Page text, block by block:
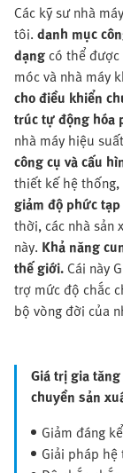
Các kỹ sư nhà
tôi. danh mục
dạngcó thể
móc và nhà máy
cho điều khiển
trúc tự động hóa
nhà máy hiệu
công cụ và cấu
thiết kế hệ
giảm độ phức
thời, các nhà sản
này. Khả năng
thế giới.Cái này
trợ mức độ chắc
bộ vòng đời của
Giá trị gia
chuyền sản
Giảm đáng
Giải pháp